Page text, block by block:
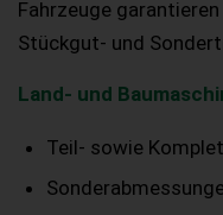
Fahrzeuge
Stückgut- und
Land- und
Teil- sowie